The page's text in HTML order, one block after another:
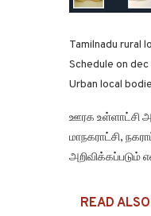
Tamilnadu rural
Schedule on
Urban local
ஊரக உள்ளாட்சி
மாநகராட்சி,
READ